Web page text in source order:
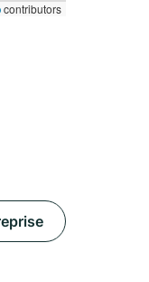
contributors